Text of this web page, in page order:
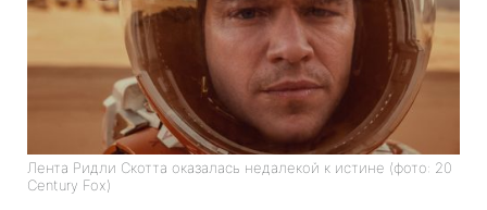
Лента Ридли Скотта оказалась недалекой к истине (фото: 20
Century Fox)